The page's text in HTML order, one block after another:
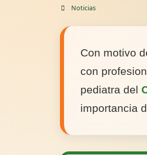
Noticias
Con motivo
con
pediatra del
importancia